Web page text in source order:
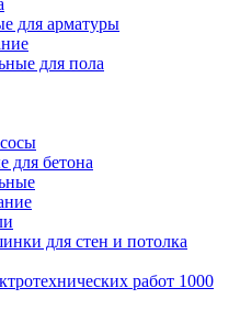
для арматуры
для пола
для бетона
для стен и потолка
работ 1000